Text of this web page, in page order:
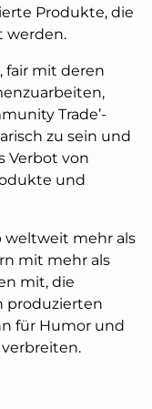
Produkte, die
werden.
fair mit deren
Trade’-
zu sein und
Verbot von
und
weltweit mehr als
mit mehr als
mit, die
produzierten
für Humor und